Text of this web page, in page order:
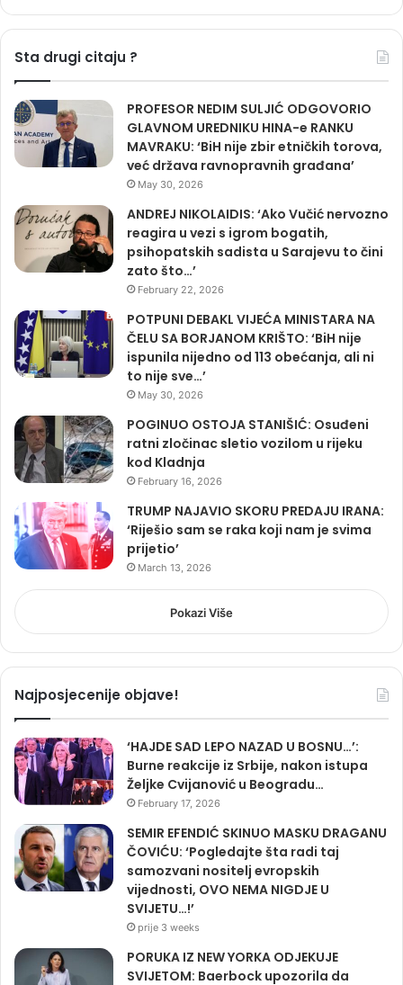
Sta drugi citaju ?
PROFESOR NEDIM SULJIĆ ODGOVORIO
GLAVNOM UREDNIKU HINA-e RANKU
MAVRAKU: ‘BiH nije zbir etničkih torova,
već država ravnopravnih građana’
May 30, 2026
ANDREJ NIKOLAIDIS: ‘Ako Vučić nervozno
reagira u vezi s igrom bogatih,
psihopatskih sadista u Sarajevu to čini
zato što…’
February 22, 2026
POTPUNI DEBAKL VIJEĆA MINISTARA NA
ČELU SA BORJANOM KRIŠTO: ‘BiH nije
ispunila nijedno od 113 obećanja, ali ni
to nije sve…’
May 30, 2026
POGINUO OSTOJA STANIŠIĆ: Osuđeni
ratni zločinac sletio vozilom u rijeku
kod Kladnja
February 16, 2026
TRUMP NAJAVIO SKORU PREDAJU IRANA:
‘Riješio sam se raka koji nam je svima
prijetio’
March 13, 2026
Pokazi Više
Najposjecenije objave!
‘HAJDE SAD LEPO NAZAD U BOSNU…’:
Burne reakcije iz Srbije, nakon istupa
Željke Cvijanović u Beogradu…
February 17, 2026
SEMIR EFENDIĆ SKINUO MASKU DRAGANU
ČOVIĆU: ‘Pogledajte šta radi taj
samozvani nositelj evropskih
vijednosti, OVO NEMA NIGDJE U
SVIJETU…!’
prije 3 weeks
PORUKA IZ NEW YORKA ODJEKUJE
SVIJETOM: Baerbock upozorila da